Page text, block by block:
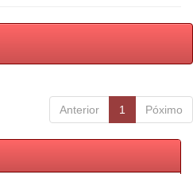
Anterior 1 Póximo